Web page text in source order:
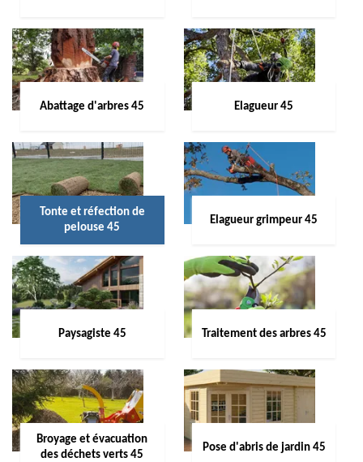
Abattage d'arbres 45 Elagueur 45
Tonte et réfection de
pelouse 45
Elagueur grimpeur 45
Paysagiste 45 Traitement des arbres 45
Broyage et évacuation
des déchets verts 45
Pose d'abris de jardin 45